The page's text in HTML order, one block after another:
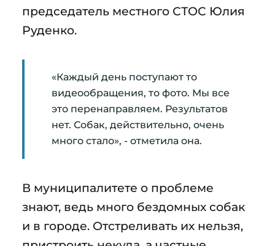
председатель местного СТОС Юлия
Руденко.
«Каждый день поступают то
видеообращения, то фото. Мы все
это перенаправляем. Результатов
нет. Собак, действительно, очень
много стало», - отметила она.
В муниципалитете о проблеме
знают, ведь много бездомных собак
и в городе. Отстреливать их нельзя,